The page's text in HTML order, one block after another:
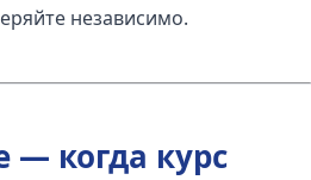
независимо.
— когда курс